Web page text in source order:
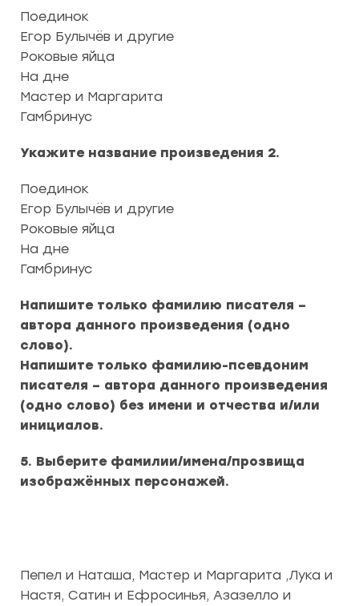
Поединок
Егор Булычёв и другие
Роковые яйца
На дне
Мастер и Маргарита
Гамбринус
Укажите название произведения 2.
Поединок
Егор Булычёв и другие
Роковые яйца
На дне
Гамбринус
Напишите только фамилию писателя –
автора данного произведения (одно
слово).
Напишите только фамилию-псевдоним
писателя – автора данного произведения
(одно слово) без имени и отчества и/или
инициалов.
5. Выберите фамилии/имена/прозвища
изображённых персонажей.
Пепел и Наташа, Мастер и Маргарита ,Лука и
Настя, Сатин и Ефросинья, Азазелло и